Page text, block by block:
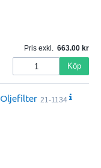
Pris exkl. 663.00
Köp
Oljefilter 21-1134